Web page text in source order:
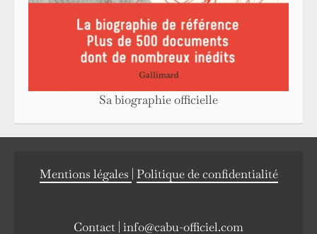
Sa biographie officielle
Mentions légales Politique de confidentialité
Contact | info@cabu-officiel.com